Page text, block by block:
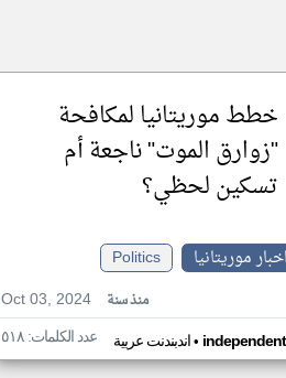
خطط موريتانيا لمكافحة
"زوارق الموت" ناجعة أم
تسكين لحظي؟
اخبار موريتانيا
Politics
Oct 03, 2024
منذ سنة
اندبندنت عربية• عدد الكلمات: ٥١٨